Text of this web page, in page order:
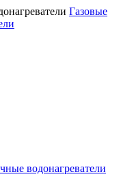
Газовые
водонагреватели